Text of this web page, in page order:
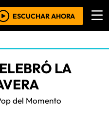
ESCUCHAR AHORA
LA
del Momento